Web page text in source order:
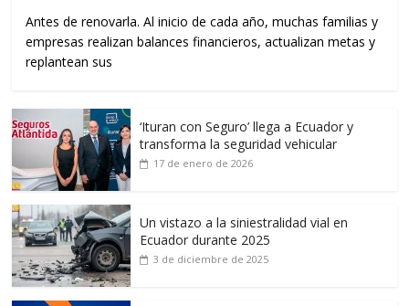
Antes de renovarla. Al inicio de cada año, muchas familias y
empresas realizan balances financieros, actualizan metas y
replantean sus
‘Ituran con Seguro’ llega a Ecuador y
transforma la seguridad vehicular
17 de enero de 2026
Un vistazo a la siniestralidad vial en
Ecuador durante 2025
3 de diciembre de 2025